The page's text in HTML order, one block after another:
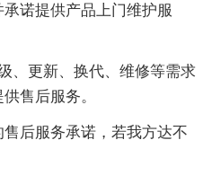
诺提供产品上门维护服
更新、换代、维修等需求
售后服务。
后服务承诺，若我方达不